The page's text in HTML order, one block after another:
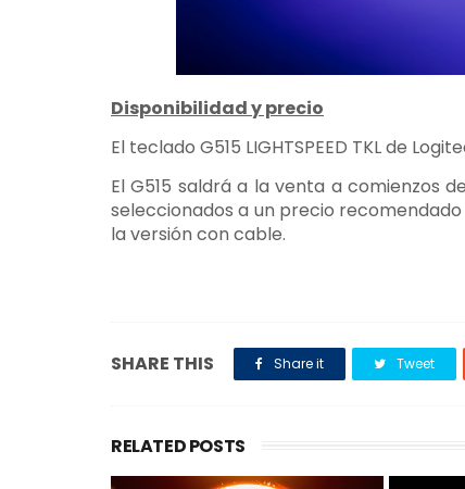
Disponibilidad y precio
El teclado G515 LIGHTSPEED TKL de
El G515 saldrá a la venta a comienzos
seleccionados a un precio
la versión con cable.
SHARE THIS Share it Tweet
RELATED POSTS